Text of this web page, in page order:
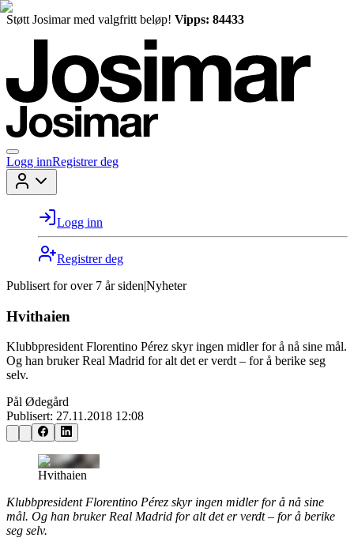
Støtt Josimar med valgfritt beløp! Vipps: 84433
Logg innRegistrer deg
Logg inn
Registrer deg
Publisert for over 7 år siden|Nyheter
Hvithaien
Klubbpresident Florentino Pérez skyr ingen midler for å nå sine mål.
Og han bruker Real Madrid for alt det er verdt – for å berike seg
selv.
Pål Ødegård
Publisert: 27.11.2018 12:08
Hvithaien
Klubbpresident Florentino Pérez skyr ingen midler for å nå sine
mål. Og han bruker Real Madrid for alt det er verdt – for å berike
seg selv.